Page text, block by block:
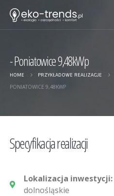
Poniatowice 9,48kWp
HOME PRZYKŁADOWE REALIZACJE
PONIATOWICE 9,48KWP
Specyfikacja realizacji
Lokalizacja inwestycji:
dolnośląskie